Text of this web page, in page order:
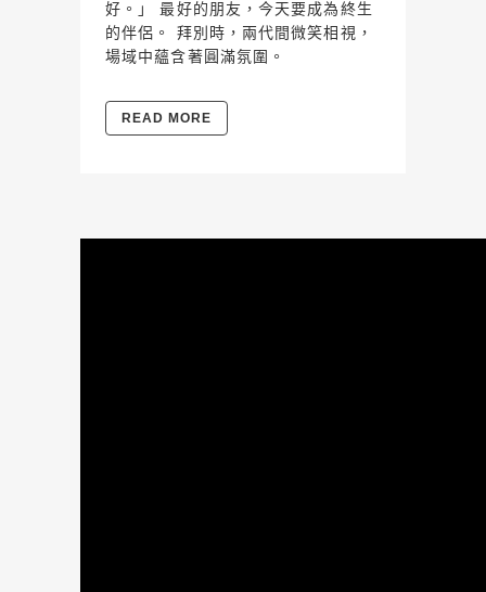
好。」 最好的朋友，今天要成為終生
的伴侶。 拜別時，兩代間微笑相視，
場域中蘊含著圓滿氛圍。
READ MORE